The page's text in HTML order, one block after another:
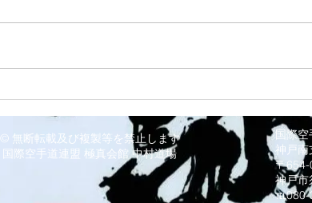
8/
© 無断転載及び複製等を禁止します
国際空手道連盟 極真会館 中村道場
国際空
神戸
〒
神戸
℡080-